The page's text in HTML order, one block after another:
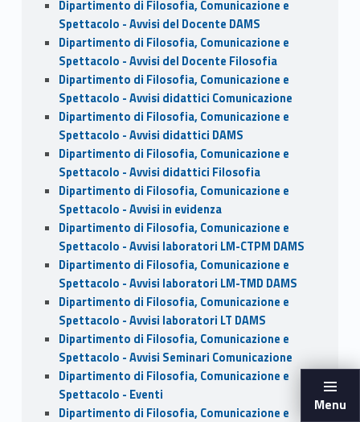
Menu
Dipartimento di Filosofia, Comunicazione e
Spettacolo - Avvisi del Docente DAMS
Dipartimento di Filosofia, Comunicazione e
Spettacolo - Avvisi del Docente Filosofia
Dipartimento di Filosofia, Comunicazione e
Spettacolo - Avvisi didattici Comunicazione
Dipartimento di Filosofia, Comunicazione e
Spettacolo - Avvisi didattici DAMS
Dipartimento di Filosofia, Comunicazione e
Spettacolo - Avvisi didattici Filosofia
Dipartimento di Filosofia, Comunicazione e
Spettacolo - Avvisi in evidenza
Dipartimento di Filosofia, Comunicazione e
Spettacolo - Avvisi laboratori LM-CTPM DAMS
Dipartimento di Filosofia, Comunicazione e
Spettacolo - Avvisi laboratori LM-TMD DAMS
Dipartimento di Filosofia, Comunicazione e
Spettacolo - Avvisi laboratori LT DAMS
Dipartimento di Filosofia, Comunicazione e
Spettacolo - Avvisi Seminari Comunicazione
Dipartimento di Filosofia, Comunicazione e
Spettacolo - Eventi
Dipartimento di Filosofia, Comunicazione e